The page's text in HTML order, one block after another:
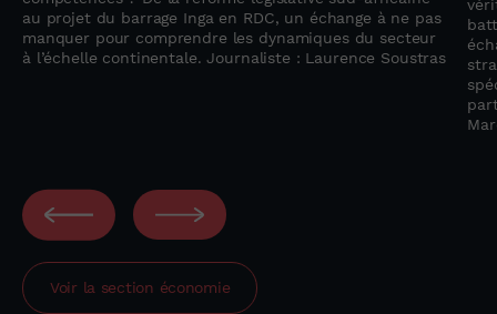
au projet du barrage Inga en RDC, un échange à ne pas
manquer pour comprendre les dynamiques du secteur
à l’échelle continentale. Journaliste : Laurence Soustras
Voir la section économie